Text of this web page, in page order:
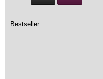
Bestseller